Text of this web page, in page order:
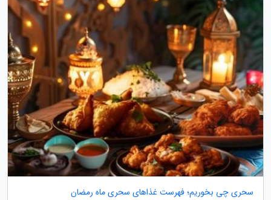
سحری چی بخوریم؛ فهرست غذاهای سحری ماه رمضان